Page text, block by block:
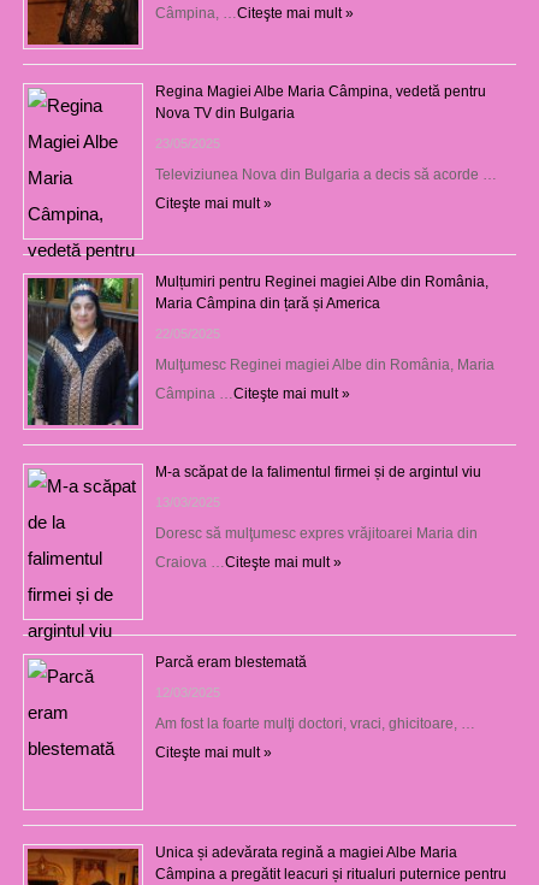
Câmpina, … Citeşte mai mult »
Regina Magiei Albe Maria Câmpina, vedetă pentru
Nova TV din Bulgaria
23/05/2025
Televiziunea Nova din Bulgaria a decis să acorde …
Citeşte mai mult »
Mulțumiri pentru Reginei magiei Albe din România,
Maria Câmpina din țară și America
22/05/2025
Mulţumesc Reginei magiei Albe din România, Maria
Câmpina … Citeşte mai mult »
M-a scăpat de la falimentul firmei și de argintul viu
13/03/2025
Doresc să mulţumesc expres vrăjitoarei Maria din
Craiova … Citeşte mai mult »
Parcă eram blestemată
12/03/2025
Am fost la foarte mulţi doctori, vraci, ghicitoare, …
Citeşte mai mult »
Unica și adevărata regină a magiei Albe Maria
Câmpina a pregătit leacuri și ritualuri puternice pentru